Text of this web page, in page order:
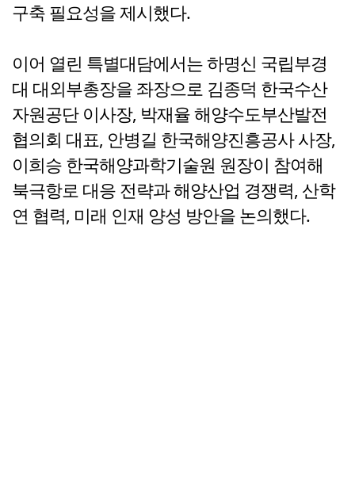
구축 필요성을 제시했다.
이어 열린 특별대담에서는 하명신 국립부경
대 대외부총장을 좌장으로 김종덕 한국수산
자원공단 이사장, 박재율 해양수도부산발전
협의회 대표, 안병길 한국해양진흥공사 사장,
이희승 한국해양과학기술원 원장이 참여해
북극항로 대응 전략과 해양산업 경쟁력, 산학
연 협력, 미래 인재 양성 방안을 논의했다.